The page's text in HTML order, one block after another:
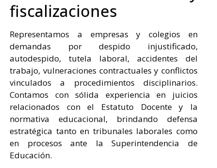
fiscalizaciones
Representamos a empresas y colegios en
demandas por despido injustificado,
autodespido, tutela laboral, accidentes del
trabajo, vulneraciones contractuales y conflictos
vinculados a procedimientos disciplinarios.
Contamos con sólida experiencia en juicios
relacionados con el Estatuto Docente y la
normativa educacional, brindando defensa
estratégica tanto en tribunales laborales como
en procesos ante la Superintendencia de
Educación.